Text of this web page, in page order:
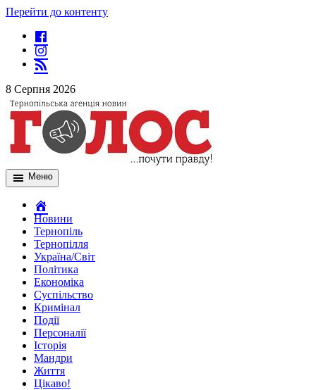
Перейти до контенту
8 Серпня 2026
Меню
Новини
Тернопіль
Тернопілля
Україна/Світ
Політика
Економіка
Суспільство
Кримінал
Події
Персоналії
Історія
Мандри
Життя
Цікаво!